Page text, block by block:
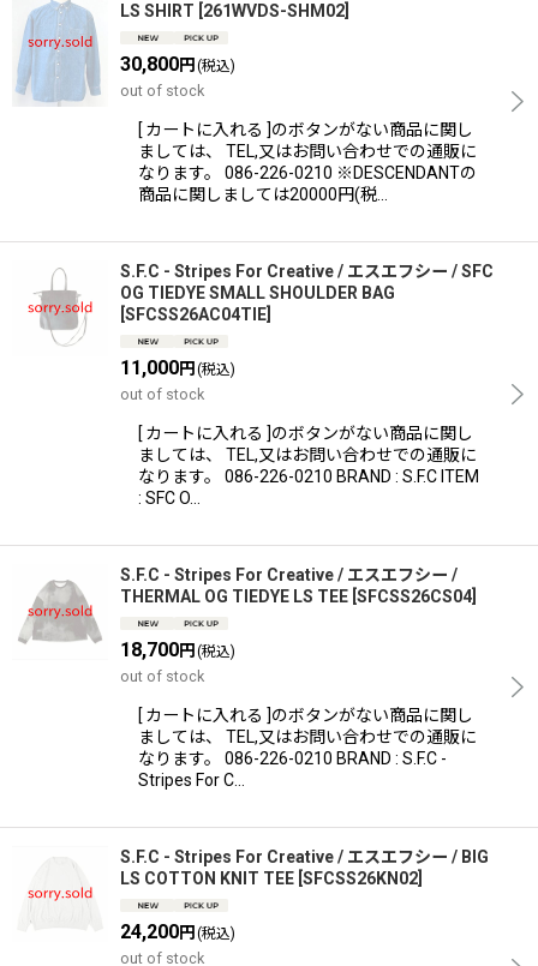
LS SHIRT 261WVDS-SHM02
30,800円 (税込)
out of stock
[ カートに入れる ]のボタンがない商品に関し
ましては、 TEL,又はお問い合わせでの通販に
なります。 086-226-0210 ※DESCENDANTの
商品に関しましては20000円(税…
S.F.C - Stripes For Creative / エスエフシー / SFC
OG TIEDYE SMALL SHOULDER BAG
SFCSS26AC04TIE
11,000円 (税込)
out of stock
[ カートに入れる ]のボタンがない商品に関し
ましては、 TEL,又はお問い合わせでの通販に
なります。 086-226-0210 BRAND : S.F.C ITEM
: SFC O…
S.F.C - Stripes For Creative / エスエフシー /
THERMAL OG TIEDYE LS TEE SFCSS26CS04
18,700円 (税込)
out of stock
[ カートに入れる ]のボタンがない商品に関し
ましては、 TEL,又はお問い合わせでの通販に
なります。 086-226-0210 BRAND : S.F.C -
Stripes For C…
S.F.C - Stripes For Creative / エスエフシー / BIG
LS COTTON KNIT TEE SFCSS26KN02
24,200円 (税込)
out of stock